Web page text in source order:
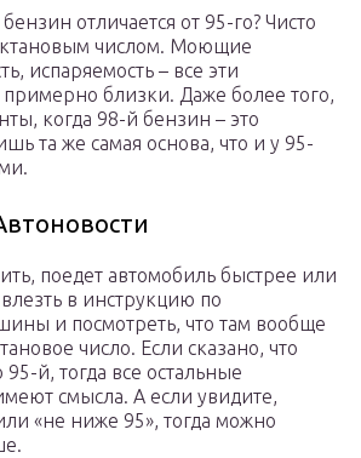
отличается от 95-го? Чисто
числом. Моющие
испаряемость – все эти
близки. Даже более того,
когда 98-й бензин – это
та же самая основа, что и у 95-
поедет автомобиль быстрее или
в инструкцию по
и посмотреть, что там вообще
число. Если сказано, что
й, тогда все остальные
смысла. А если увидите,
«не ниже 95», тогда можно